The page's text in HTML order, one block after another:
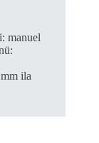
manuel
ila